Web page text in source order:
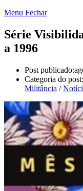
Menu Fechar
Série
a 1996
Post publicado:
Categoria do post:
Militância /